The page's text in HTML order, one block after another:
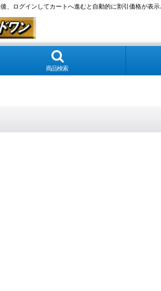
、ログインしてカートへ進むと自動的に割引価格が表示
商品検索